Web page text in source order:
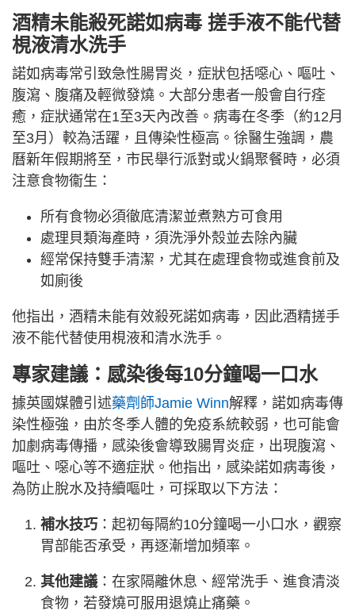
酒精未能殺死諾如病毒 搓手液不能代替
梘液清水洗手
諾如病毒常引致急性腸胃炎，症狀包括噁心、嘔吐、
腹瀉、腹痛及輕微發燒。大部分患者一般會自行痊
癒，症狀通常在1至3天內改善。病毒在冬季（約12月
至3月）較為活躍，且傳染性極高。徐醫生強調，農
曆新年假期將至，市民舉行派對或火鍋聚餐時，必須
注意食物衞生：
所有食物必須徹底清潔並煮熟方可食用
處理貝類海產時，須洗淨外殼並去除內臟
經常保持雙手清潔，尤其在處理食物或進食前及
如廁後
他指出，酒精未能有效殺死諾如病毒，因此酒精搓手
液不能代替使用梘液和清水洗手。
專家建議：感染後每10分鐘喝一口水
據英國媒體引述藥劑師Jamie Winn解釋，諾如病毒傳
染性極強，由於冬季人體的免疫系統較弱，也可能會
加劇病毒傳播，感染後會導致腸胃炎症，出現腹瀉、
嘔吐、噁心等不適症狀。他指出，感染諾如病毒後，
為防止脫水及持續嘔吐，可採取以下方法：
補水技巧 ：起初每隔約10分鐘喝一小口水，觀察
胃部能否承受，再逐漸增加頻率。
其他建議 ：在家隔離休息、經常洗手、進食清淡
食物，若發燒可服用退燒止痛藥。